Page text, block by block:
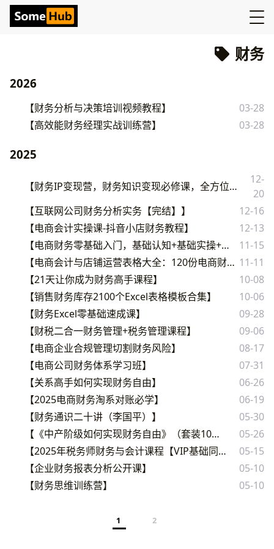
财务
2026
【财务分析与决策培训视频教程】
03-28
【高效能财务经理实战训练营】
03-28
2025
【财务IP变现营，财务知识变现必修课，全方位助力财务从业者打造个人IP，实现知识变现】
12-
20
【互联网公司财务分析实务【完结】】
12-16
【电商会计实操课-抖音小店财务教程】
12-13
【电商财务零基础入门，基础认知+基础实操+进阶突破，轻松掌握】
11-15
【电商会计与店铺运营表格大全：120份电商财务与数据模板合集】 11-11
【21天让你成为财务高手课程】
10-08
【销售财务库存2100个Excel表格模板合集】
10-06
【财务Excel零基础速成课】
09-28
【财税二合一财务管理+税务管理课程】
09-06
【电商企业合规管理切割财务风险】
08-17
【电商公司财务体系学习班】
07-31
【关系高手如何实现财务自由】
06-26
【2025电商财务淘系对账必学】
06-19
【财务通识二十讲（李国平）】
05-30
【《中产阶级如何实现财务自由》（套装10册）】
05-26
【2025年税务师财务与会计课程【VIP基础同步班】】
05-15
【企业财务报表分析公开课】
05-10
【财务思维训练营】
05-10
1 2